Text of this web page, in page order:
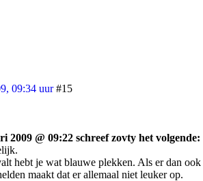
09:34 uur #15
2009 @ 09:22 schreef zovty het volgende:
hebt je wat blauwe plekken. Als er dan ook
maakt dat er allemaal niet leuker op.